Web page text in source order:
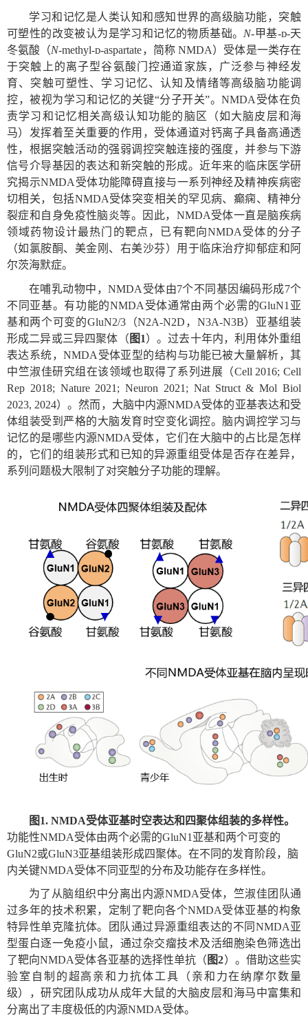
学习和记忆是人类认知和感知世界的高级脑功能，突触
可塑性的改变被认为是学习和记忆的物质基础。 N-甲基-ᴅ-天
冬氨酸（N-methyl-ᴅ-aspartate，简称NMDA）受体是一类存在
于突触上的离子型谷氨酸门控通道家族，广泛参与神经发
育、突触可塑性、学习记忆、认知及情绪等高级脑功能调
控，被视为学习和记忆的关键“分子开关”。 NMDA 受体在负
责学习和记忆相关高级认知功能的脑区（如大脑皮层和海
马）发挥着至关重要的作用，受体通道对钙离子具备高通透
性，根据突触活动的强弱调控突触连接的强度，并参与下游
信号介导基因的表达和新突触的形成。近年来的临床医学研
究揭示NMDA 受体功能障碍直接与一系列神经及精神疾病密
切相关，包括NMDA受体突变相关的罕见病、癫痫、精神分
裂症和自身免疫性脑炎等。因此， NMDA受体一直是脑疾病
领域药物设计最热门的靶点，已有靶向NMDA 受体的分子
（如氯胺酮、美金刚、右美沙芬）用于临床治疗抑郁症和阿
尔茨海默症。
在哺乳动物中，NMDA 受体由7个不同基因编码形成7个
不同亚基。有功能的NMDA 受体通常由两个必需的GluN1 亚
基和两个可变的GluN2/3（N2A-N2D ， N3A-N3B）亚基组装
形成二异或三异四聚体（ 图1）。过去十年内，利用体外重组
表达系统，NMDA 受体亚型的结构与功能已被大量解析，其
中竺淑佳研究组在该领域也取得了系列进展（Cell 2016; Cell
Rep 2018; Nature 2021; Neuron 2021; Nat Struct & Mol Biol
2023, 2024）。然而，大脑中内源NMDA受体的亚基表达和受
体组装受到严格的大脑发育时空变化调控。脑内调控学习与
记忆的是哪些内源NMDA 受体，它们在大脑中的占比是怎样
的，它们的组装形式和已知的异源重组受体是否存在差异，
系列问题极大限制了对突触分子功能的理解。
图1. NMDA受体亚基时空表达和四聚体组装的多样性。
功能性NMDA受体由两个必需的GluN1 亚基和两个可变的
GluN2或GluN3亚基组装形成四聚体。在不同的发育阶段，脑
内关键NMDA受体不同亚型的分布及功能存在多样性。
为了从脑组织中分离出内源NMDA受体，竺淑佳团队通
过多年的技术积累，定制了靶向各个NMDA受体亚基的构象
特异性单克隆抗体。团队通过异源重组表达的不同 NMDA亚
型蛋白逐一免疫小鼠，通过杂交瘤技术及活细胞染色筛选出
了靶向NMDA受体各亚基的选择性单抗（ 图2）。借助这些实
验室自制的超高亲和力抗体工具（亲和力在纳摩尔数量
级），研究团队成功从成年大鼠的大脑皮层和海马中富集和
分离出了丰度极低的内源NMDA受体。